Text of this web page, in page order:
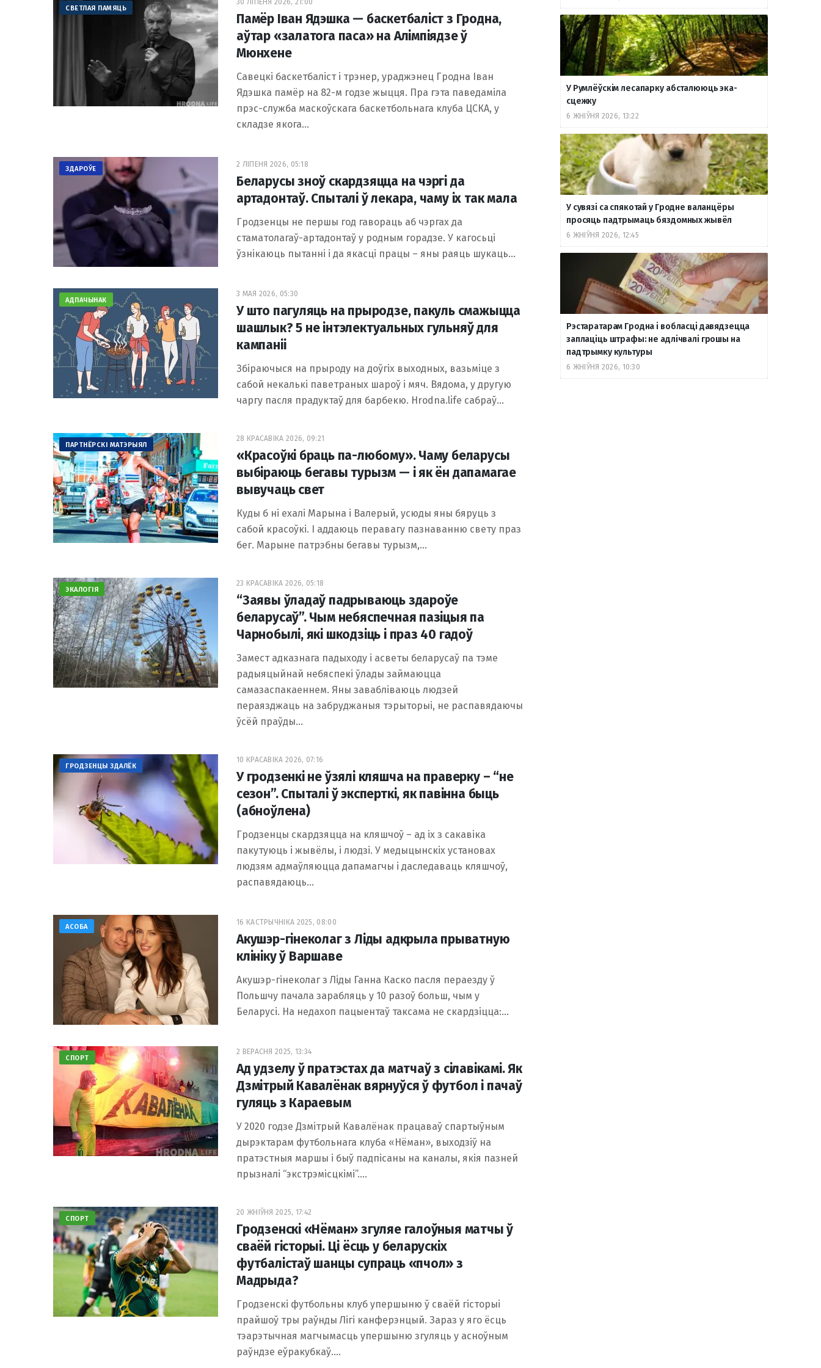
СВЕТЛАЯ ПАМЯЦЬ
30 ЛІПЕНЯ 2026, 21:00
Памёр Іван Ядэшка — баскетбаліст з Гродна,
аўтар «залатога паса» на Алімпіядзе ў
Мюнхене
Савецкі баскетбаліст і трэнер, ураджэнец Гродна Іван
Ядэшка памёр на 82-м годзе жыцця. Пра гэта паведаміла
прэс-служба маскоўскага баскетбольнага клуба ЦСКА, у
складзе якога…
ЗДАРОЎЕ
2 ЛІПЕНЯ 2026, 05:18
Беларусы зноў скардзяцца на чэргі да
артадонтаў. Спыталі ў лекара, чаму іх так мала
Гродзенцы не першы год гавораць аб чэргах да
стаматолагаў-артадонтаў у родным горадзе. У кагосьці
ўзнікаюць пытанні і да якасці працы – яны раяць шукаць…
АДПАЧЫНАК
3 МАЯ 2026, 05:30
У што пагуляць на прыродзе, пакуль смажыцца
шашлык? 5 не інтэлектуальных гульняў для
кампаніі
Збіраючыся на прыроду на доўгіх выходных, вазьміце з
сабой некалькі паветраных шароў і мяч. Вядома, у другую
чаргу пасля прадуктаў для барбекю. Hrodna.life сабраў…
ПАРТНЁРСКІ МАТЭРЫЯЛ
28 КРАСАВІКА 2026, 09:21
«Красоўкі браць па-любому». Чаму беларусы
выбіраюць бегавы турызм — і як ён дапамагае
вывучаць свет
Куды б ні ехалі Марына і Валерый, усюды яны бяруць з
сабой красоўкі. І аддаюць перавагу пазнаванню свету праз
бег. Марыне патрэбны бегавы турызм,…
ЭКАЛОГІЯ
23 КРАСАВІКА 2026, 05:18
“Заявы ўладаў падрываюць здароўе
беларусаў”. Чым небяспечная пазіцыя па
Чарнобылі, які шкодзіць і праз 40 гадоў
Замест адказнага падыходу і асветы беларусаў па тэме
радыяцыйнай небяспекі ўлады займаюцца
самазаспакаеннем. Яны завабліваюць людзей
пераязджаць на забруджаныя тэрыторыі, не распавядаючы
ўсёй праўды…
ГРОДЗЕНЦЫ ЗДАЛЁК
10 КРАСАВІКА 2026, 07:16
У гродзенкі не ўзялі кляшча на праверку – “не
сезон”. Спыталі ў эксперткі, як павінна быць
(абноўлена)
Гродзенцы скардзяцца на кляшчоў – ад іх з сакавіка
пакутуюць і жывёлы, і людзі. У медыцынскіх установах
людзям адмаўляюцца дапамагчы і даследаваць кляшчоў,
распавядаюць…
АСОБА
16 КАСТРЫЧНІКА 2025, 08:00
Акушэр-гінеколаг з Ліды адкрыла прыватную
клініку ў Варшаве
Акушэр-гінеколаг з Ліды Ганна Каско пасля пераезду ў
Польшчу пачала зарабляць у 10 разоў больш, чым у
Беларусі. На недахоп пацыентаў таксама не скардзіцца:…
СПОРТ
2 ВЕРАСНЯ 2025, 13:34
Ад удзелу ў пратэстах да матчаў з сілавікамі. Як
Дзмітрый Кавалёнак вярнуўся ў футбол і пачаў
гуляць з Караевым
У 2020 годзе Дзмітрый Кавалёнак працаваў спартыўным
дырэктарам футбольнага клуба «Нёман», выходзіў на
пратэстныя маршы і быў падпісаны на каналы, якія пазней
прызналі “экстрэмісцкімі”.…
СПОРТ
20 ЖНІЎНЯ 2025, 17:42
Гродзенскі «Нёман» згуляе галоўныя матчы ў
сваёй гісторыі. Ці ёсць у беларускіх
футбалістаў шанцы супраць «пчол» з
Мадрыда?
Гродзенскі футбольны клуб упершыню ў сваёй гісторыі
прайшоў тры раўнды Лігі канферэнцый. Зараз у яго ёсць
тэарэтычная магчымасць упершыню згуляць у асноўным
раўндзе еўракубкаў.…
У Румлёўскім лесапарку абсталююць эка-
сцежку
6 ЖНІЎНЯ 2026, 13:22
У сувязі са спякотай у Гродне валанцёры
просяць падтрымаць бяздомных жывёл
6 ЖНІЎНЯ 2026, 12:45
Рэстаратарам Гродна і вобласці давядзецца
заплаціць штрафы: не адлічвалі грошы на
падтрымку культуры
6 ЖНІЎНЯ 2026, 10:30